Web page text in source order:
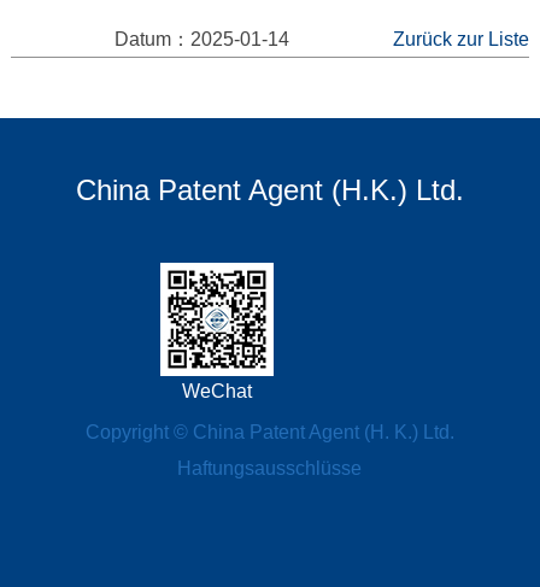
Datum：2025-01-14 Zurück zur Liste
China Patent Agent (H.K.) Ltd.
WeChat
Copyright © China Patent Agent (H. K.) Ltd.
Haftungsausschlüsse